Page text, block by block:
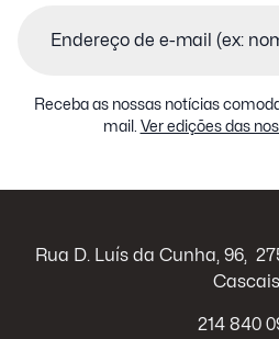
Receba as nossas notícias
mail. Ver edições das
Rua D. Luís da Cunha, 96,
Cascais
214 840